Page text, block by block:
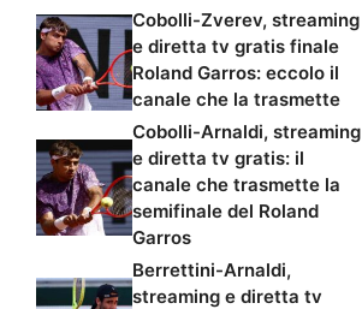
Cobolli-Zverev, streaming
e diretta tv gratis finale
Roland Garros: eccolo il
canale che la trasmette
Cobolli-Arnaldi, streaming
e diretta tv gratis: il
canale che trasmette la
semifinale del Roland
Garros
Berrettini-Arnaldi,
streaming e diretta tv